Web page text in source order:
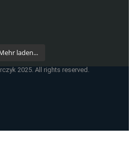
laden...
2025. All rights reserved.